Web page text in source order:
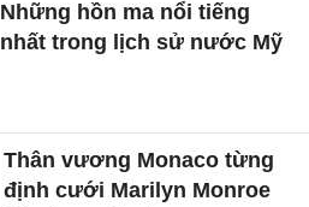
Những hồn ma nổi tiếng
nhất trong lịch sử nước Mỹ
Thân vương Monaco từng
định cưới Marilyn Monroe